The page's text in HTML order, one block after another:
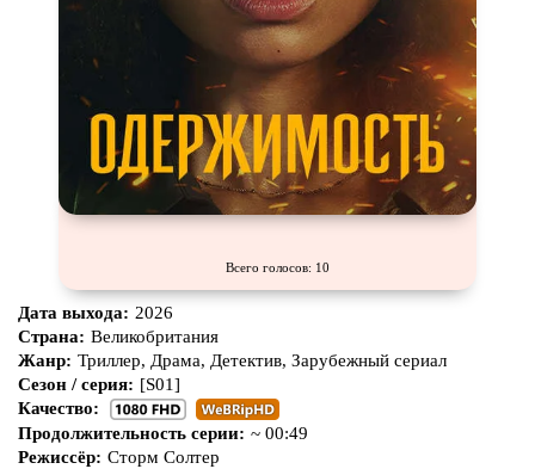
Всего голосов: 10
Дата выхода: 2026
Страна: Великобритания
Жанр: Триллер, Драма, Детектив, Зарубежный сериал
Сезон / серия: [S01]
Качество:
Продолжительность серии: ~ 00:49
Режиссёр: Сторм Солтер